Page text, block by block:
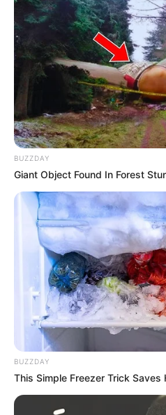
10:35 / 06 Avqust 2026
Pensiya alanlara
açıqlandı
100
10:32 / 06 Avqust 2026
Azərbaycanda faciə:
tapıldı
BUZZDAY
Giant Object Found In Forest
BUZZDAY
This Simple Freezer Trick Saves